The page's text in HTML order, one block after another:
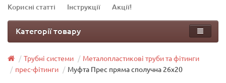
Корисні статті
Інструкції Акції!
Категорії товару
Трубні системи
Металопластикові труби та фітинги
прес-фітинги
Муфта Прес пряма сполучна 26х20